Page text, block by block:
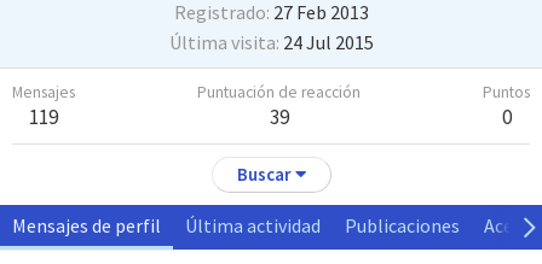
Registrado 27 Feb 2013
Última visita 24 Jul 2015
Mensajes
119
Puntuación de reacción
39
Puntos
0
Buscar
Mensajes de perfil Última actividad Publicaciones Acerca